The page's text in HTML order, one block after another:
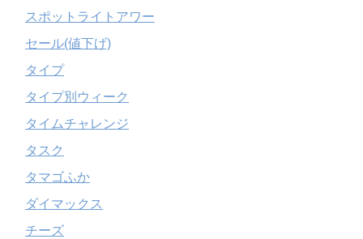
スポットライトアワー
セール(値下げ)
タイプ
タイプ別ウィーク
タイムチャレンジ
タスク
タマゴふか
ダイマックス
チーズ